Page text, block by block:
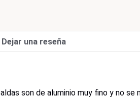
Dejar una reseña
son de aluminio muy fino y no se